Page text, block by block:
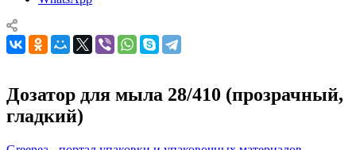
Дозатор для мыла 28/410 (прозрачный,
гладкий)